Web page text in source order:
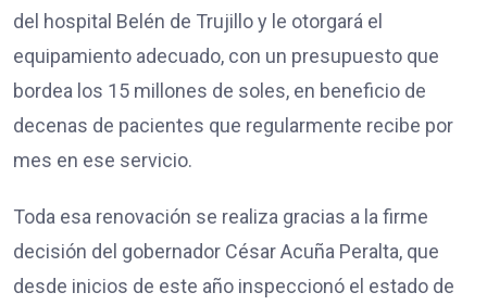
del hospital Belén de Trujillo y le otorgará el
equipamiento adecuado, con un presupuesto que
bordea los 15 millones de soles, en beneficio de
decenas de pacientes que regularmente recibe por
mes en ese servicio.
Toda esa renovación se realiza gracias a la firme
decisión del gobernador César Acuña Peralta, que
desde inicios de este año inspeccionó el estado de